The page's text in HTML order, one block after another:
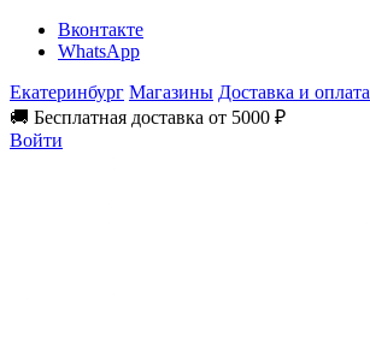
Вконтакте
WhatsApp
Екатеринбург Магазины Доставка и оплата
🚚 Бесплатная доставка от 5000 ₽
Войти